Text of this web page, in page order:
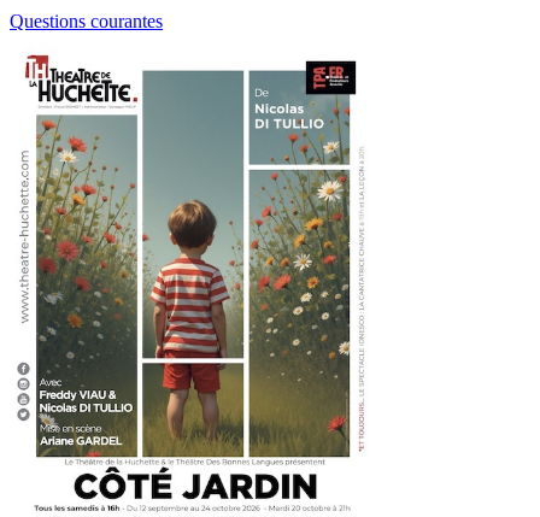
Questions courantes